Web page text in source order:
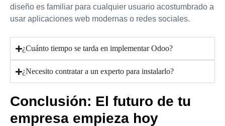
diseño es familiar para cualquier usuario acostumbrado a
usar aplicaciones web modernas o redes sociales.
¿Cuánto tiempo se tarda en implementar Odoo?
¿Necesito contratar a un experto para instalarlo?
Conclusión: El futuro de tu
empresa empieza hoy